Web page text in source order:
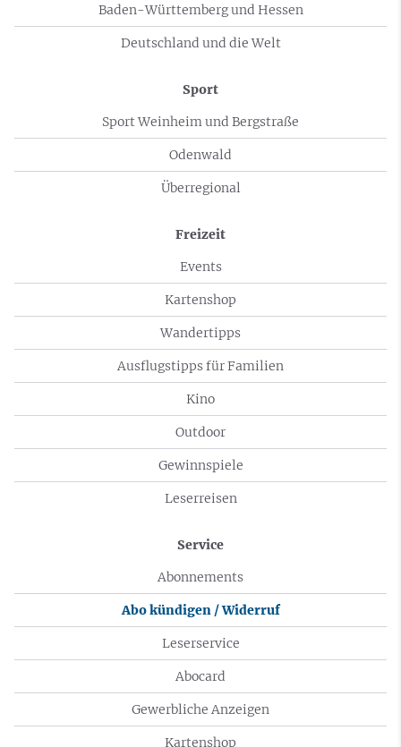
Baden-Württemberg und Hessen
Deutschland und die Welt
Sport
Sport Weinheim und Bergstraße
Odenwald
Überregional
Freizeit
Events
Kartenshop
Wandertipps
Ausflugstipps für Familien
Kino
Outdoor
Gewinnspiele
Leserreisen
Service
Abonnements
Abo kündigen / Widerruf
Leserservice
Abocard
Gewerbliche Anzeigen
Kartenshop